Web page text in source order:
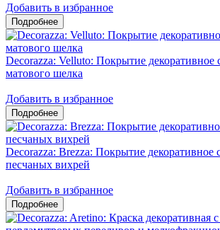
Добавить в избранное
Decorazza: Velluto: Покрытие декоративное
матового шелка
Добавить в избранное
Decorazza: Brezza: Покрытие декоративное
песчаных вихрей
Добавить в избранное